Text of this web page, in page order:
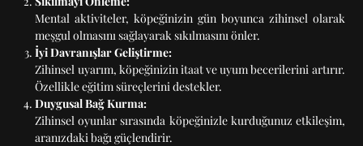
Mental aktiviteler, köpeğinizin gün boyunca zihinsel olarak
meşgul olmasını sağlayarak sıkılmasını önler.
İyi Davranışlar Geliştirme:
Zihinsel uyarım, köpeğinizin itaat ve uyum becerilerini artırır.
Özellikle eğitim süreçlerini destekler.
Duygusal Bağ Kurma:
Zihinsel oyunlar sırasında köpeğinizle kurduğunuz etkileşim,
aranızdaki bağı güçlendirir.